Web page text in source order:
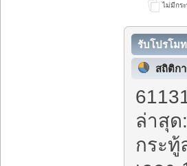
ไม่มีกร
รับโปรโม
สถิติก
ล่าสุด:
กระทู้